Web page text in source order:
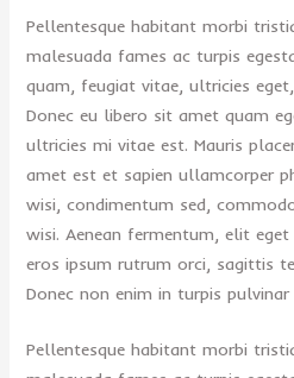
Pellentesque habitant morbi
malesuada fames ac turpis
quam, feugiat vitae, ultricies
Donec eu libero sit amet quam
ultricies mi vitae est. Mauris
amet est et sapien ullamcorper
wisi, condimentum sed,
wisi. Aenean fermentum, elit
eros ipsum rutrum orci, sagittis
Donec non enim in turpis
Pellentesque habitant morbi